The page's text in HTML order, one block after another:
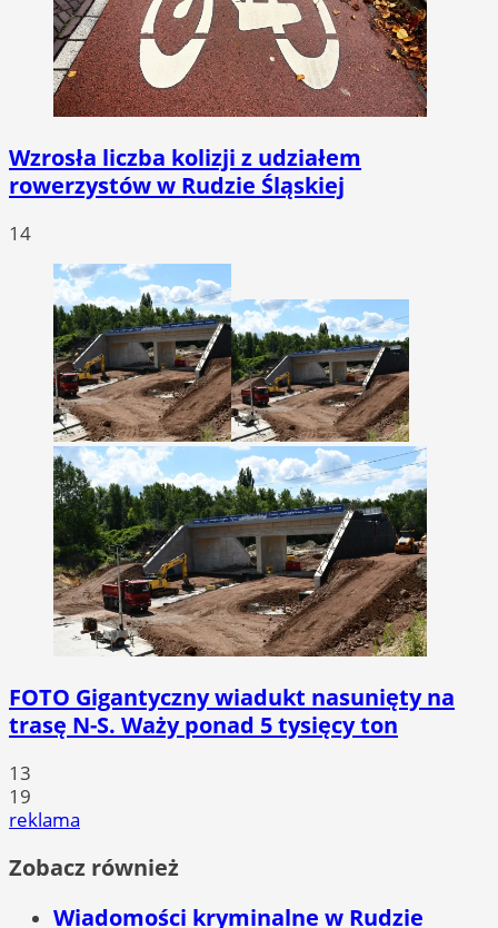
Wzrosła liczba kolizji z udziałem
rowerzystów w Rudzie Śląskiej
14
FOTO Gigantyczny wiadukt nasunięty na
trasę N-S. Waży ponad 5 tysięcy ton
13
19
reklama
Zobacz również
Wiadomości kryminalne w Rudzie